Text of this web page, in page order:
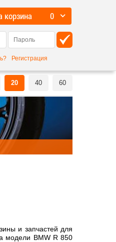
корзина 0
Регистрация
и запчастей для
модели BMW R 850
20 40 60